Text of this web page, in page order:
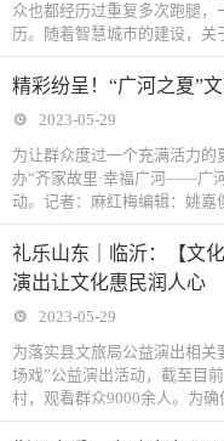
众也都经历过重复多次跑腿，
历。随着智慧城市的建设，关
精彩纷呈！“广河之夏”
2023-05-29
为让群众度过一个充满活力
办“齐家故里·幸福广河——广
动。记者：麻红梅编辑：姚嘉
礼乐山东｜临沂：【文
演出让文化惠民润人心
2023-05-29
为落实县文旅局公益演出相
场戏”公益演出活动，截至目
村，观看群众9000余人。为确